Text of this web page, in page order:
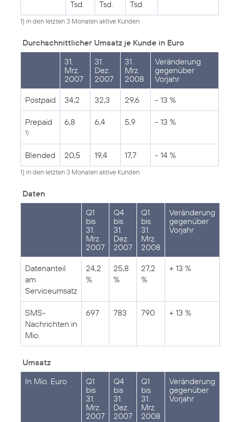
Tsd. Tsd. Tsd.
1) in den letzten 3 Monaten aktive Kunden
Durchschnittlicher Umsatz je Kunde in Euro
31.
Mrz.
2007
31.
Dez.
2007
31.
Mrz.
2008
Veränderung
gegenüber
Vorjahr
Postpaid 34,2 32,3 29,6 - 13 %
Prepaid
1)
6,8 6,4 5,9 - 13 %
Blended 20,5 19,4 17,7 - 14 %
1) in den letzten 3 Monaten aktive Kunden
Daten
Q1
bis
31.
Mrz.
2007
Q4
bis
31.
Dez.
2007
Q1
bis
31.
Mrz.
2008
Veränderung
gegenüber
Vorjahr
Datenanteil
am
Serviceumsatz
24,2
%
25,8
%
27,2
%
+ 13 %
SMS-
Nachrichten in
Mio.
697 783 790 + 13 %
Umsatz
In Mio. Euro
Q1
bis
31.
Mrz.
2007
Q4
bis
31.
Dez.
2007
Q1
bis
31.
Mrz.
2008
Veränderung
gegenüber
Vorjahr